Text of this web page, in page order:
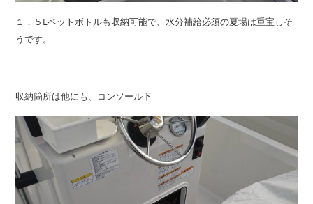
１．５Lペットボトルも収納可能で、水分補給必須の夏場は重宝しそ
うです。
収納箇所は他にも、コンソール下